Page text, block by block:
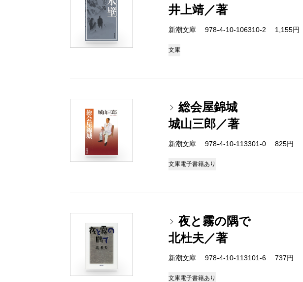
井上靖／著
新潮文庫 978-4-10-106310-2 1,155円
文庫
総会屋錦城
城山三郎／著
新潮文庫 978-4-10-113301-0 825円
文庫電子書籍あり
夜と霧の隅で
北杜夫／著
新潮文庫 978-4-10-113101-6 737円
文庫電子書籍あり